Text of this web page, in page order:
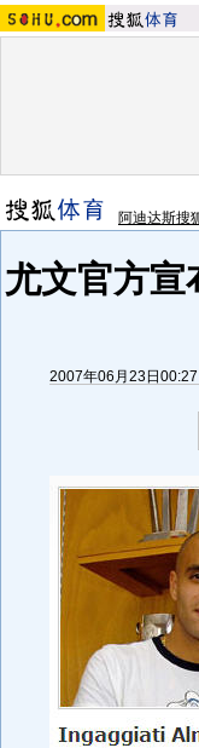
阿迪达斯搜
尤文官方宣
2007年06月23日00:27